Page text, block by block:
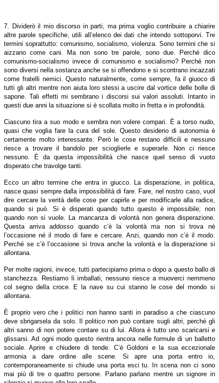
7. Dividerò il mio discorso in parti, ma prima voglio contribuire a chiarire
altre parole specifiche, utili all’elenco dei dati che intendo sottoporvi. Tre
termini soprattutto: comunismo, socialismo, violenza. Sono termini che si
aizzano come cani. Ma non sono tre parole, sono due. Perché dico
comunismo-socialismo invece di comunismo e socialismo? Perché non
sono diversi nella sostanza anche se si offendono e si scontrano incazzati
come fratelli nemici. Questo naturalmente, come sempre, fa il giuoco di
tutti gli altri mentre non aiuta loro stessi a uscire dal vortice delle bolle di
sapone. Tali effetti mi sembrano i discorsi sui valori assoluti. Intanto in
questi due anni la situazione si è scollata molto in fretta e in profondità.
Ciascuno tira a suo modo e sembra non volere compari. È a torso nudo,
quasi che voglia fare la cura del sole. Questo desiderio di autonomia è
certamente molto interessante. Però le cose restano difficili e nessuno
riesce a trovare il bandolo per scioglierle e superarle. Non ci riesce
nessuno. È da questa impossibilità che nasce quel senso di vuoto
disperato che travolge tanti.
Ecco un altro termine che entra in giucco. La disperazione, in politica,
nasce quasi sempre dalla impossibilità di fare. Fare, nel nostro caso, vuol
dire cercare la verità delle cose per capirle e per modificarle alla radice,
quando si può. Si è disperati quando tutto questo è impossibile; non
quando non si vuole. La mancanza di volontà non genera disperazione.
Questa arriva addosso quando c’è la volontà ma non si trova né
l’occasione né il modo di fare e cercare. Anzi, quando non c’è il modo.
Perché se c’è l’occasione si trova anche la volontà e la disperazione si
allontana.
Per molte ragioni, invece, tutti partecipiamo prima o dopo a questo ballo di
stanchezza. Restiamo lì imballati, nessuno riesce a muoverci nemmeno
col segno della croce. E la nave su cui stanno le cose del mondo si
allontana.
È proprio vero che i politici non hanno santi in paradiso a che ciascuno
deve sbrigarsela da solo. Il politico non può contare sugli altri, perché gli
altri sanno di non potere contare su di lui. Allora è tutto uno scaricarsi e
glissarsi. Ad ogni modo questo rientra ancora nelle formule di un balletto
sociale. Aprire e chiudere di tende. C’è Goldoni e la sua eccezionale
armonia a dare ordine alle scene. Si apre una porta entro io,
contemporaneamente si chiude una porta esci tu. In scena non ci sono
mai più di tre o quattro persone. Parlano parlano mentre un signore in